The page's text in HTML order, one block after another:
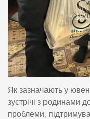
Як зазначають у
зустрічі з родинами
проблеми,